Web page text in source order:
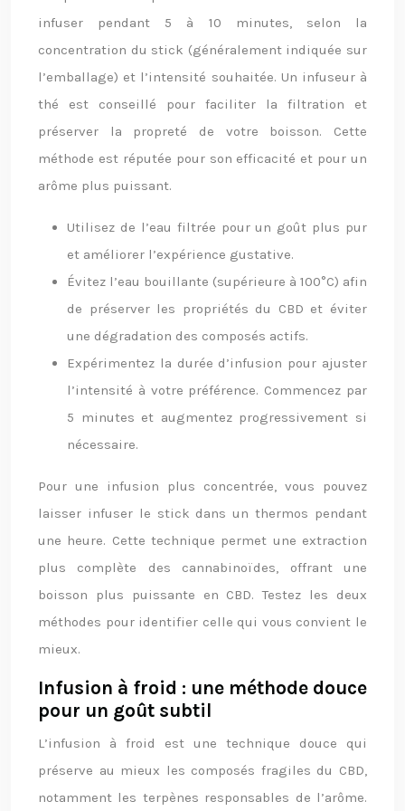
infuser pendant 5 à 10 minutes, selon la
concentration du stick (généralement indiquée sur
l’emballage) et l’intensité souhaitée. Un infuseur à
thé est conseillé pour faciliter la filtration et
préserver la propreté de votre boisson. Cette
méthode est réputée pour son efficacité et pour un
arôme plus puissant.
Utilisez de l’eau filtrée pour un goût plus pur
et améliorer l’expérience gustative.
Évitez l’eau bouillante (supérieure à 100°C) afin
de préserver les propriétés du CBD et éviter
une dégradation des composés actifs.
Expérimentez la durée d’infusion pour ajuster
l’intensité à votre préférence. Commencez par
5 minutes et augmentez progressivement si
nécessaire.
Pour une infusion plus concentrée, vous pouvez
laisser infuser le stick dans un thermos pendant
une heure. Cette technique permet une extraction
plus complète des cannabinoïdes, offrant une
boisson plus puissante en CBD. Testez les deux
méthodes pour identifier celle qui vous convient le
mieux.
Infusion à froid : une méthode douce
pour un goût subtil
L’infusion à froid est une technique douce qui
préserve au mieux les composés fragiles du CBD,
notamment les terpènes responsables de l’arôme.